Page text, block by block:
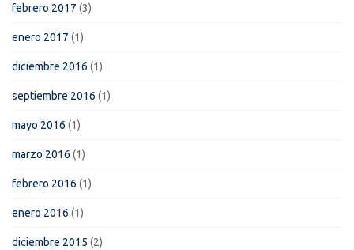
febrero 2017 (3)
enero 2017 (1)
diciembre 2016 (1)
septiembre 2016 (1)
mayo 2016 (1)
marzo 2016 (1)
febrero 2016 (1)
enero 2016 (1)
diciembre 2015 (2)